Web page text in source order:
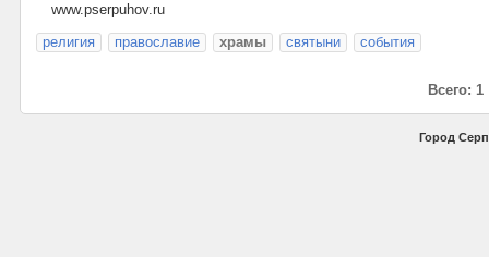
www.pserpuhov.ru
религия
православие храмы святыни события
Всего: 1
Город